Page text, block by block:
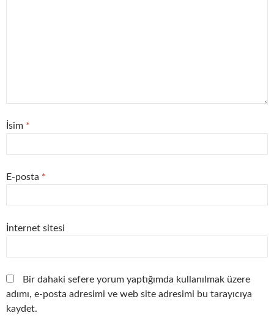
İsim *
E-posta *
İnternet sitesi
Bir dahaki sefere yorum yaptığımda kullanılmak üzere
adımı, e-posta adresimi ve web site adresimi bu tarayıcıya
kaydet.